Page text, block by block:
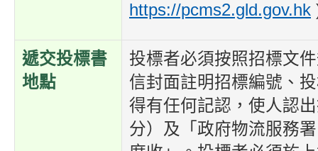
https://pcms2.gld.gov.hk
遞交投標書
地點
投標者必須按照招標文
信封面註明招標編號、
得有任何記認，使人認
分）及「政府物流服務